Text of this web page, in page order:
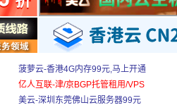
菠萝云-香港4G内存99元,马上开通
亿人互联-津/京BGP托管租用/VPS
美云-深圳东莞佛山云服务器99元